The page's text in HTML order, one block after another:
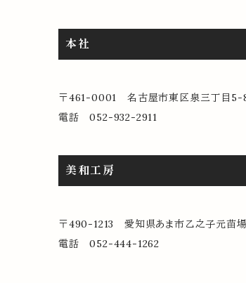
本社
〒461-0001 名古屋市東区泉三丁目5-
電話 052-932-2911
美和工房
〒490-1213 愛知県あま市乙之子元苗
電話 052-444-1262